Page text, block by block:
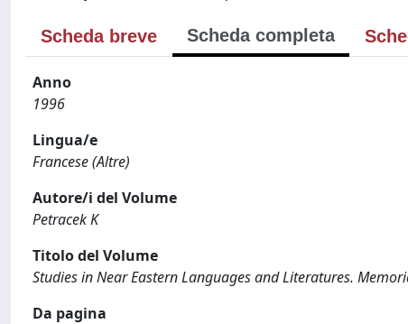
Scheda breve Scheda completa
Anno
1996
Lingua/e
Francese (Altre)
Autore/i del Volume
Petracek K
Titolo del Volume
Studies in Near Eastern Languages and Literatures.
Da pagina